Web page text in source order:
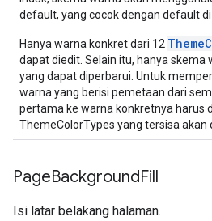
default, yang cocok dengan default di
Hanya warna konkret dari 12
dapat diedit. Selain itu, hanya skema
yang dapat diperbarui. Untuk
warna yang berisi pemetaan dari
pertama ke warna konkretnya harus
ThemeColorTypes yang tersisa akan
PageBackgroundFill
Isi latar belakang halaman.